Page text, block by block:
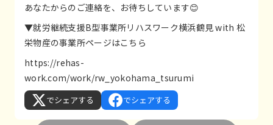
あなたからのご連絡を、お待ちしています😊
▼就労継続支援B型事業所リハスワーク横浜鶴見 with 松
栄物産の事業所ページはこちら
https://rehas-
work.com/work/rw_yokohama_tsurumi
でシェアする でシェアする